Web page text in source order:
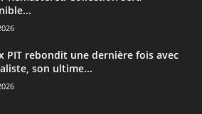
PIT rebondit une dernière fois avec
son ultime...